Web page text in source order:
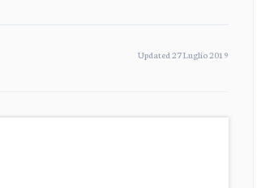
Updated 27 Luglio 2019